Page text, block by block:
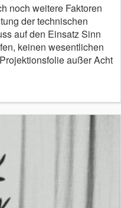
noch weitere Faktoren
der technischen
auf den Einsatz Sinn
keinen wesentlichen
außer Acht